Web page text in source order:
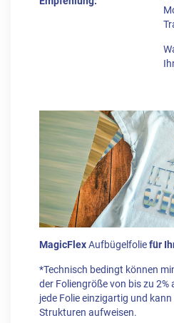
MagicFlexAufbügelfoliefür
*Technisch bedingt können
der Foliengröße von bis zu
jede Folie einzigartig und
Strukturen aufweisen.